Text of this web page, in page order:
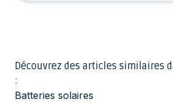
Découvrez des articles similaires
:
Batteries solaires